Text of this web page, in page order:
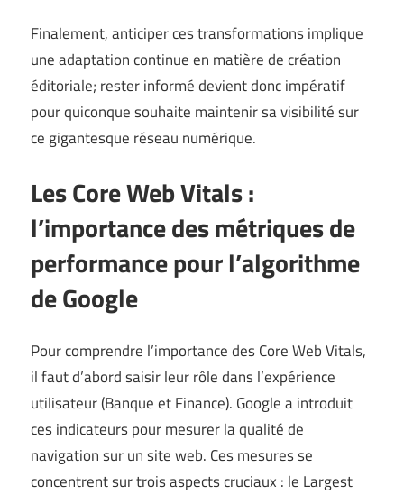
Finalement, anticiper ces transformations implique
une adaptation continue en matière de création
éditoriale; rester informé devient donc impératif
pour quiconque souhaite maintenir sa visibilité sur
ce gigantesque réseau numérique.
Les Core Web Vitals :
l’importance des métriques de
performance pour l’algorithme
de Google
Pour comprendre l’importance des Core Web Vitals,
il faut d’abord saisir leur rôle dans l’expérience
utilisateur (Banque et Finance). Google a introduit
ces indicateurs pour mesurer la qualité de
navigation sur un site web. Ces mesures se
concentrent sur trois aspects cruciaux : le Largest